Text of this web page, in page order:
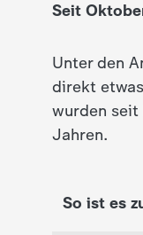
Seit
Unter den
direkt
wurden seit
Jahren.
So ist es